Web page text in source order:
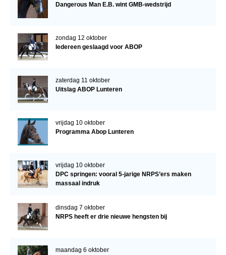
Dangerous Man E.B. wint GMB-wedstrijd
zondag 12 oktober
Iedereen geslaagd voor ABOP
zaterdag 11 oktober
Uitslag ABOP Lunteren
vrijdag 10 oktober
Programma Abop Lunteren
vrijdag 10 oktober
DPC springen: vooral 5-jarige NRPS’ers maken
massaal indruk
dinsdag 7 oktober
NRPS heeft er drie nieuwe hengsten bij
maandag 6 oktober